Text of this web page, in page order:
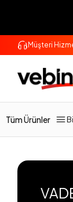
Müşteri
Tüm Ürünler